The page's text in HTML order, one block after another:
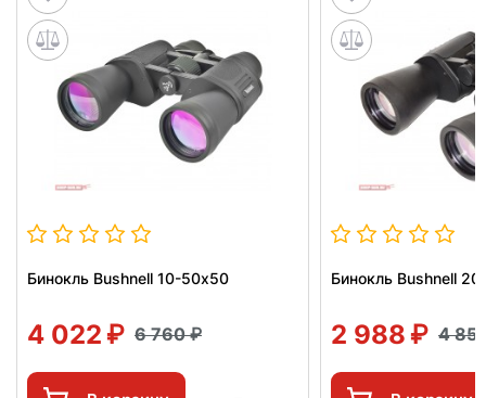
Бинокль Bushnell 10-50х50
4 022 6 760
Бинокль Bushnell
2 988 4